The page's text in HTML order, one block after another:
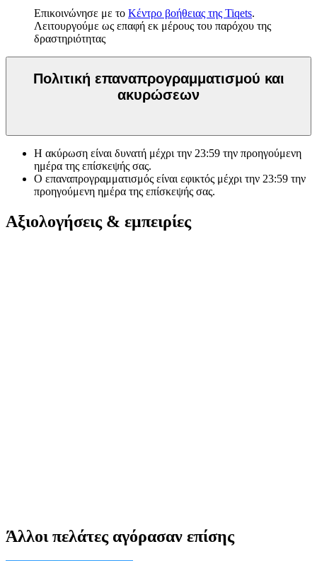
Επικοινώνησε με το Κέντρο βοήθειας της Tiqets.
Λειτουργούμε ως επαφή εκ μέρους του παρόχου της
δραστηριότητας
Πολιτική επαναπρογραμματισμού και
ακυρώσεων
Η ακύρωση είναι δυνατή μέχρι την 23:59 την προηγούμενη
ημέρα της επίσκεψής σας.
Ο επαναπρογραμματισμός είναι εφικτός μέχρι την 23:59 την
προηγούμενη ημέρα της επίσκεψής σας.
Αξιολογήσεις & εμπειρίες
Άλλοι πελάτες αγόρασαν επίσης